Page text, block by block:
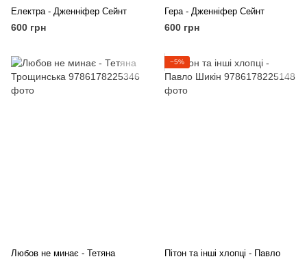
Електра - Дженніфер Сейнт
600 грн
Гера - Дженніфер Сейнт
600 грн
Любов не минає - Тетяна
−5%
Пітон та інші хлопці - Павло